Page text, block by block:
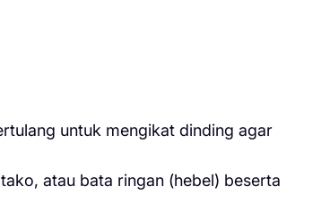
untuk mengikat dinding agar
atau bata ringan (hebel) beserta